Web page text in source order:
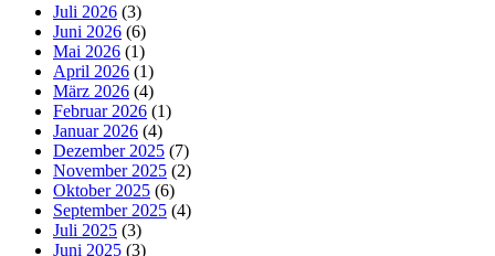
Juli 2026 (3)
Juni 2026 (6)
Mai 2026 (1)
April 2026 (1)
März 2026 (4)
Februar 2026 (1)
Januar 2026 (4)
Dezember 2025 (7)
November 2025 (2)
Oktober 2025 (6)
September 2025 (4)
Juli 2025 (3)
Juni 2025 (3)